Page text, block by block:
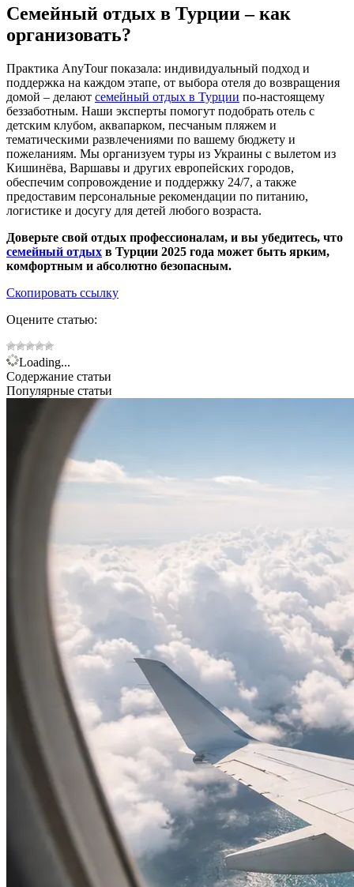
Семейный отдых в Турции – как
организовать?
Практика AnyTour показала: индивидуальный подход и
поддержка на каждом этапе, от выбора отеля до возвращения
домой – делают семейный отдых в Турции по-настоящему
беззаботным. Наши эксперты помогут подобрать отель с
детским клубом, аквапарком, песчаным пляжем и
тематическими развлечениями по вашему бюджету и
пожеланиям. Мы организуем туры из Украины с вылетом из
Кишинёва, Варшавы и других европейских городов,
обеспечим сопровождение и поддержку 24/7, а также
предоставим персональные рекомендации по питанию,
логистике и досугу для детей любого возраста.
Доверьте свой отдых профессионалам, и вы убедитесь, что
семейный отдых в Турции 2025 года может быть ярким,
комфортным и абсолютно безопасным.
Скопировать ссылку
Оцените статью:
Loading...
Содержание статьи
Популярные статьи